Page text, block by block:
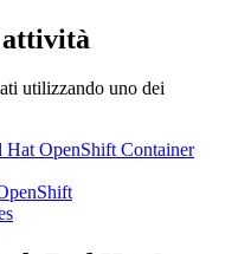
attività
utilizzando uno dei
OpenShift Container